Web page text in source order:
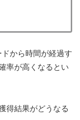
から時間が経過す
率が高くなるとい
得結果がどうなる